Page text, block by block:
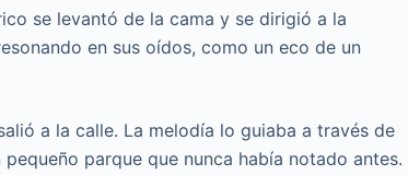
se levantó de la cama y se dirigió a la
en sus oídos, como un eco de un
a la calle. La melodía lo guiaba a través de
parque que nunca había notado antes.